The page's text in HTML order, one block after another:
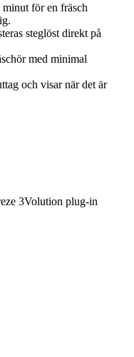
för en fräsch
steglöst direkt på
med minimal
och visar när det är
3Volution plug-in